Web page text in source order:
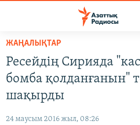
Skip
main
content
to
main
САЯСАТ
ЖАҢАЛЫҚТАР
Ресейдің Сирияда
бомба қолданғанын"
шақырды
24 маусым 2016 жыл, 08:26